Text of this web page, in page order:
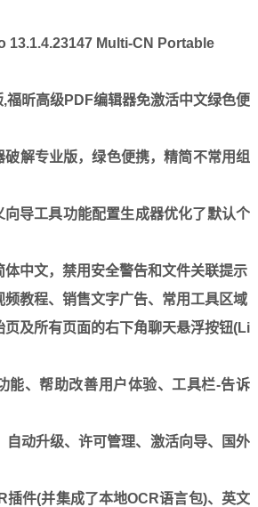
13.1.4.23147 Multi-CN Portable
,福昕高级PDF编辑器免激活中文绿色便
解专业版，绿色便携，精简不常用组
向导工具功能配置生成器优化了默认个
中文，禁用安全警告和文件关联提示
教程、销售文字广告、常用工具区域
及所有页面的右下角聊天悬浮按钮(Li
能、帮助改善用户体验、工具栏-告诉
动升级、许可管理、激活向导、国外
插件(并集成了本地OCR语言包)、英文